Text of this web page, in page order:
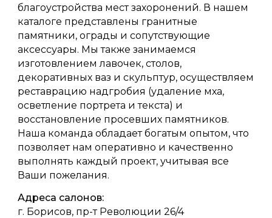
благоустройства мест захоронений. В нашем
каталоге представлены гранитные
памятники, ограды и сопутствующие
аксессуары. Мы также занимаемся
изготовлением лавочек, столов,
декоративных ваз и скульптур, осуществляем
реставрацию надгробия (удаление мха,
осветление портрета и текста) и
восстановление просевших памятников.
Наша команда обладает богатым опытом, что
позволяет нам оперативно и качественно
выполнять каждый проект, учитывая все
Ваши пожелания.
Адреса салонов:
г. Борисов, пр-т Революции 26/4